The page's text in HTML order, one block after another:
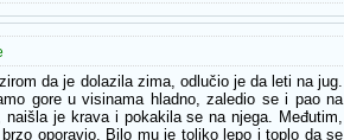
da je dolazila zima, odlučio je da leti na jug.
gore u visinama hladno, zaledio se i pao na
je krava i pokakila se na njega. Međutim,
oporavio. Bilo mu je toliko lepo i toplo da se